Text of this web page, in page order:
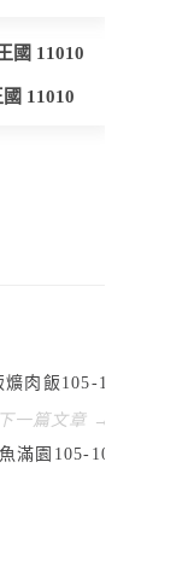
11010
肉飯105-10
下一篇文章 →
滿園105-10